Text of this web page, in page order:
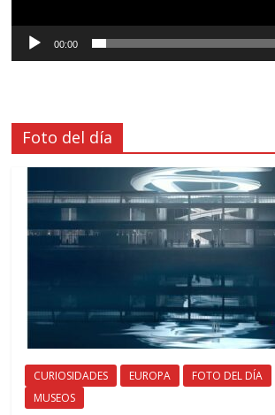
00:00
Foto del día
CURIOSIDADES EUROPA FOTO DEL DÍA
MUSEOS